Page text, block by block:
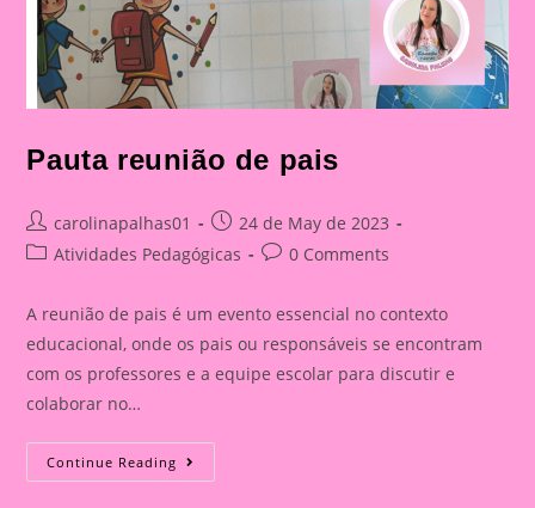
Pauta reunião de pais
Post
author:
carolinapalhas01
Post
published:
24 de May de 2023
PostAtividades Pedagógicas
Post0 Comments
A reunião de pais é um evento essencial no contexto
educacional, onde os pais ou responsáveis se encontram
com os professores e a equipe escolar para discutir e
colaborar no…
Continue Reading Pauta
Reunião